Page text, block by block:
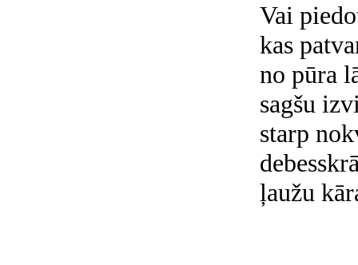
Vai
kas
no pūra
sagšu
starp
ļaužu